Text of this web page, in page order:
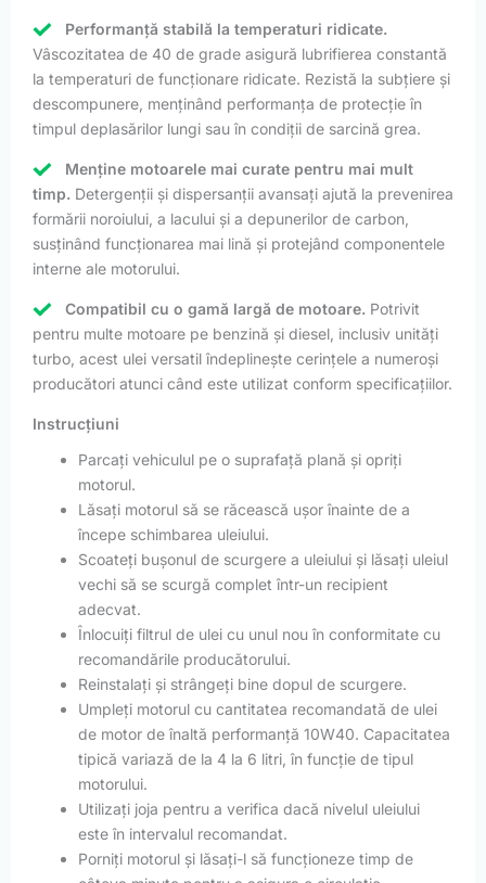
Performanță stabilă la temperaturi ridicate.
Vâscozitatea de 40 de grade asigură lubrifierea constantă
la temperaturi de funcționare ridicate. Rezistă la subțiere și
descompunere, menținând performanța de protecție în
timpul deplasărilor lungi sau în condiții de sarcină grea.
Menține motoarele mai curate pentru mai mult
timp. Detergenții și dispersanții avansați ajută la prevenirea
formării noroiului, a lacului și a depunerilor de carbon,
susținând funcționarea mai lină și protejând componentele
interne ale motorului.
Compatibil cu o gamă largă de motoare. Potrivit
pentru multe motoare pe benzină și diesel, inclusiv unități
turbo, acest ulei versatil îndeplinește cerințele a numeroși
producători atunci când este utilizat conform specificațiilor.
Instrucțiuni
Parcați vehiculul pe o suprafață plană și opriți
motorul.
Lăsați motorul să se răcească ușor înainte de a
începe schimbarea uleiului.
Scoateți bușonul de scurgere a uleiului și lăsați uleiul
vechi să se scurgă complet într-un recipient
adecvat.
Înlocuiți filtrul de ulei cu unul nou în conformitate cu
recomandările producătorului.
Reinstalați și strângeți bine dopul de scurgere.
Umpleți motorul cu cantitatea recomandată de ulei
de motor de înaltă performanță 10W40. Capacitatea
tipică variază de la 4 la 6 litri, în funcție de tipul
motorului.
Utilizați joja pentru a verifica dacă nivelul uleiului
este în intervalul recomandat.
Porniți motorul și lăsați-l să funcționeze timp de